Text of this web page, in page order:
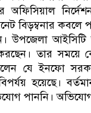
বিড়ম্বনার কবলে
উপজেলা
তার সময়ে
যে ইনফো
হয়েছে।
পাননি। অভিযোগ